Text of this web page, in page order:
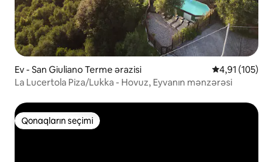
Ev - San Giuliano Terme ərazisi Ortalama
4,91 (105)
La Lucertola Piza/Lukka - Hovuz, Eyvanın mənzərəsi
Qonaqların seçimi
Qonaqların seçimi